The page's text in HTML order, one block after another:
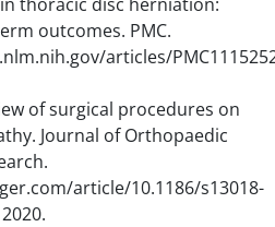
outcomes. PMC.
articles/
of surgical procedures on
Journal of Orthopaedic
article/10.1186/s13018-